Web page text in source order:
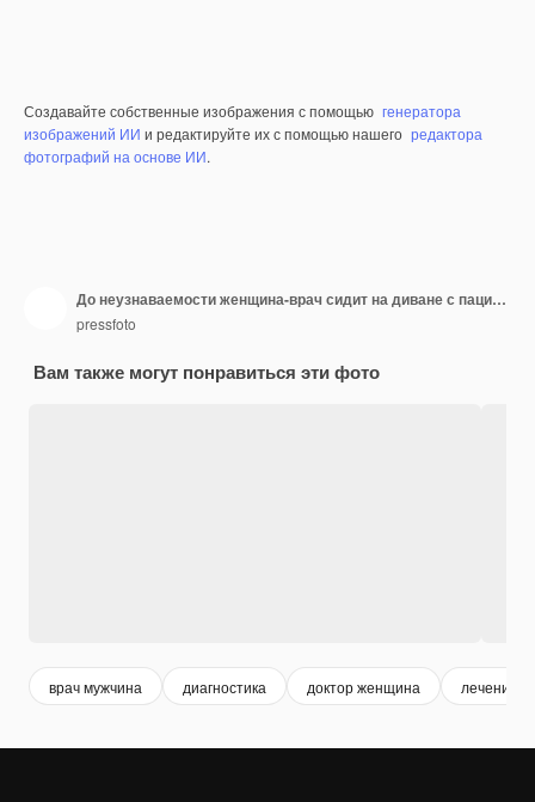
Создавайте собственные изображения с помощью генератора
изображений ИИ и редактируйте их с помощью нашего редактора
фотографий на основе ИИ.
До неузнаваемости женщина-врач сидит на диване с пациентом мужского пола и заполняет форму
pressfoto
Вам также могут понравиться эти фото
врач мужчина диагностика доктор женщина лечение